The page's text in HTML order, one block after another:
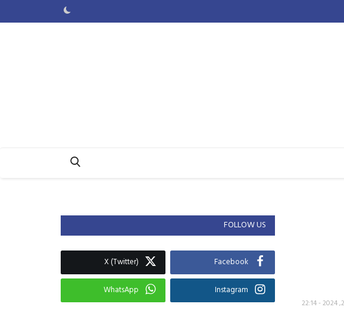
FOLLOW US
Facebook
X (Twitter)
Instagram
WhatsApp